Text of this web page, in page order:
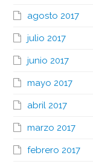
agosto 2017
julio 2017
junio 2017
mayo 2017
abril 2017
marzo 2017
febrero 2017